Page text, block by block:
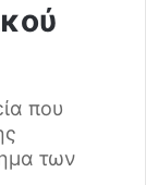
που
των